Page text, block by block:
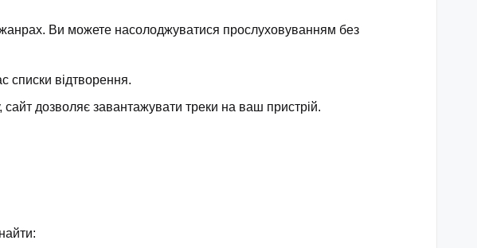
жанрах. Ви можете насолоджуватися прослуховуванням без
списки відтворення.
дозволяє завантажувати треки на ваш пристрій.